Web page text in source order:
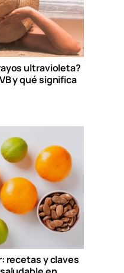
ultravioleta?
y qué significa
recetas y claves